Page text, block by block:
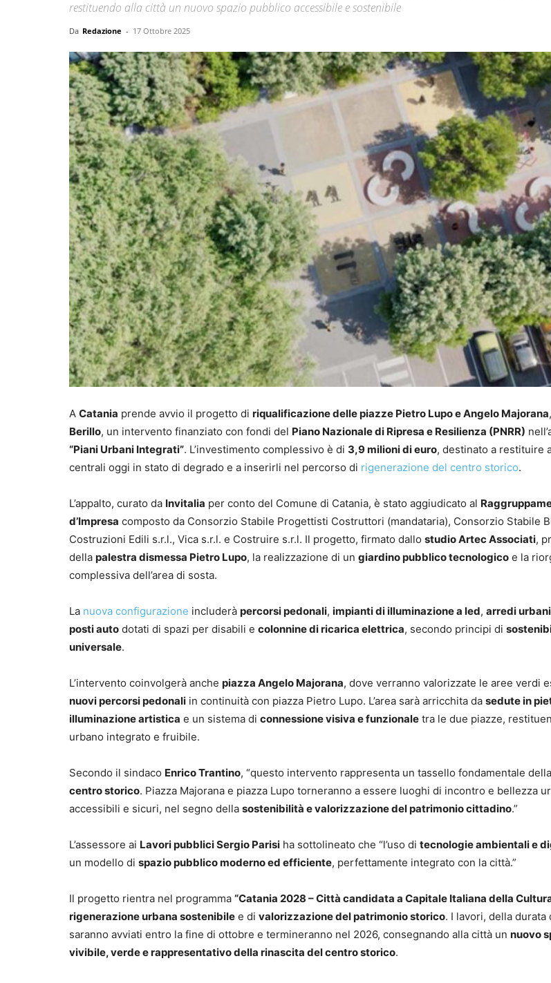
restituendo alla città un nuovo spazio pubblico accessibile e sostenibile
Da Redazione - 17 Ottobre 2025
A Catania prende avvio il progetto di riqualificazione delle piazze Pietro Lupo e Angelo Majorana
Berillo, un intervento finanziato con fondi del Piano Nazionale di Ripresa e Resilienza (PNRR)
“Piani Urbani Integrati”. L’investimento complessivo è di 3,9 milioni di euro, destinato a restituire
centrali oggi in stato di degrado e a inserirli nel percorso di rigenerazione del centro storico.
L’appalto, curato da Invitalia per conto del Comune di Catania, è stato aggiudicato al
d’Impresa composto da Consorzio Stabile Progettisti Costruttori (mandataria), Consorzio Stabile
Costruzioni Edili s.r.l., Vica s.r.l. e Costruire s.r.l. Il progetto, firmato dallo studio Artec Associati,
della palestra dismessa Pietro Lupo, la realizzazione di un giardino pubblico tecnologico e la
complessiva dell’area di sosta.
La nuova configurazione includerà percorsi pedonali, impianti di illuminazione a led, arredi urbani
posti auto dotati di spazi per disabili e colonnine di ricarica elettrica, secondo principi di
universale.
L’intervento coinvolgerà anche piazza Angelo Majorana, dove verranno valorizzate le aree verdi
nuovi percorsi pedonali in continuità con piazza Pietro Lupo. L’area sarà arricchita da sedute in
illuminazione artistica e un sistema di connessione visiva e funzionale tra le due piazze,
urbano integrato e fruibile.
Secondo il sindaco Enrico Trantino, “questo intervento rappresenta un tassello fondamentale della
centro storico. Piazza Majorana e piazza Lupo torneranno a essere luoghi di incontro e bellezza
accessibili e sicuri, nel segno della sostenibilità e valorizzazione del patrimonio cittadino.”
L’assessore ai Lavori pubblici Sergio Parisi ha sottolineato che “l’uso di tecnologie ambientali e
un modello di spazio pubblico moderno ed efficiente, perfettamente integrato con la città.”
Il progetto rientra nel programma “Catania 2028 – Città candidata a Capitale Italiana della
rigenerazione urbana sostenibile e di valorizzazione del patrimonio storico. I lavori, della durata
saranno avviati entro la fine di ottobre e termineranno nel 2026, consegnando alla città un nuovo
vivibile, verde e rappresentativo della rinascita del centro storico.